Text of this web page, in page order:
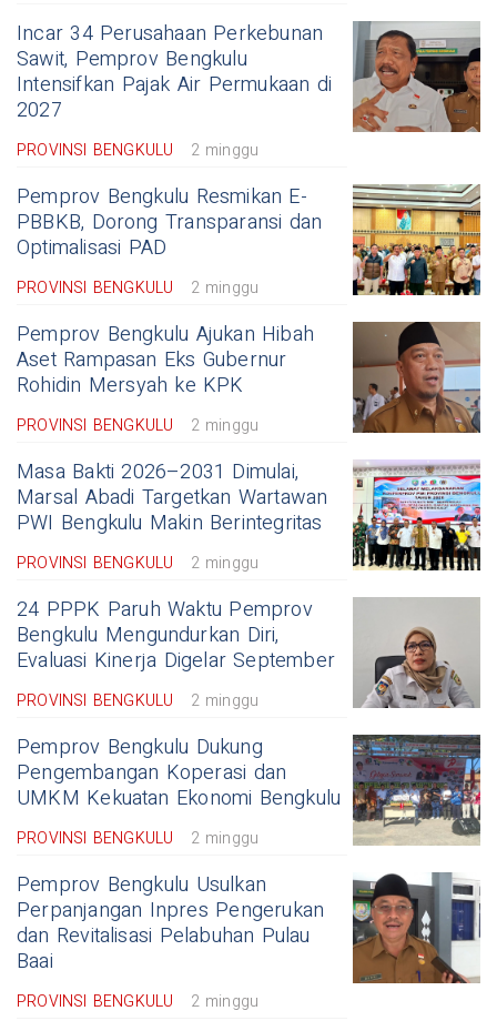
Incar 34 Perusahaan Perkebunan
Sawit, Pemprov Bengkulu
Intensifkan Pajak Air Permukaan di
2027
PROVINSI BENGKULU 2 minggu
Pemprov Bengkulu Resmikan E-
PBBKB, Dorong Transparansi dan
Optimalisasi PAD
PROVINSI BENGKULU 2 minggu
Pemprov Bengkulu Ajukan Hibah
Aset Rampasan Eks Gubernur
Rohidin Mersyah ke KPK
PROVINSI BENGKULU 2 minggu
Masa Bakti 2026–2031 Dimulai,
Marsal Abadi Targetkan Wartawan
PWI Bengkulu Makin Berintegritas
PROVINSI BENGKULU 2 minggu
24 PPPK Paruh Waktu Pemprov
Bengkulu Mengundurkan Diri,
Evaluasi Kinerja Digelar September
PROVINSI BENGKULU 2 minggu
Pemprov Bengkulu Dukung
Pengembangan Koperasi dan
UMKM Kekuatan Ekonomi Bengkulu
PROVINSI BENGKULU 2 minggu
Pemprov Bengkulu Usulkan
Perpanjangan Inpres Pengerukan
dan Revitalisasi Pelabuhan Pulau
Baai
PROVINSI BENGKULU 2 minggu